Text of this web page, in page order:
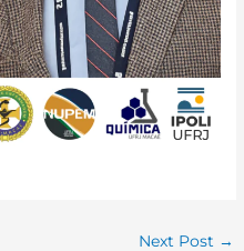
Next Post →